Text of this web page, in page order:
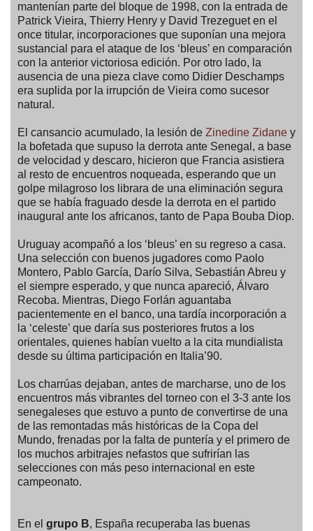
mantenían parte del bloque de 1998, con la entrada de
Patrick Vieira, Thierry Henry y David Trezeguet en el
once titular, incorporaciones que suponían una mejora
sustancial para el ataque de los ‘bleus’ en comparación
con la anterior victoriosa edición. Por otro lado, la
ausencia de una pieza clave como Didier Deschamps
era suplida por la irrupción de Vieira como sucesor
natural.
El cansancio acumulado, la lesión de Zinedine Zidane y
la bofetada que supuso la derrota ante Senegal, a base
de velocidad y descaro, hicieron que Francia asistiera
al resto de encuentros noqueada, esperando que un
golpe milagroso los librara de una eliminación segura
que se había fraguado desde la derrota en el partido
inaugural ante los africanos, tanto de Papa Bouba Diop.
Uruguay acompañó a los ‘bleus’ en su regreso a casa.
Una selección con buenos jugadores como Paolo
Montero, Pablo García, Darío Silva, Sebastián Abreu y
el siempre esperado, y que nunca apareció, Álvaro
Recoba. Mientras, Diego Forlán aguantaba
pacientemente en el banco, una tardía incorporación a
la ‘celeste’ que daría sus posteriores frutos a los
orientales, quienes habían vuelto a la cita mundialista
desde su última participación en Italia’90.
Los charrúas dejaban, antes de marcharse, uno de los
encuentros más vibrantes del torneo con el 3-3 ante los
senegaleses que estuvo a punto de convertirse de una
de las remontadas más históricas de la Copa del
Mundo, frenadas por la falta de puntería y el primero de
los muchos arbitrajes nefastos que sufrirían las
selecciones con más peso internacional en este
campeonato.
En el grupo B, España recuperaba las buenas